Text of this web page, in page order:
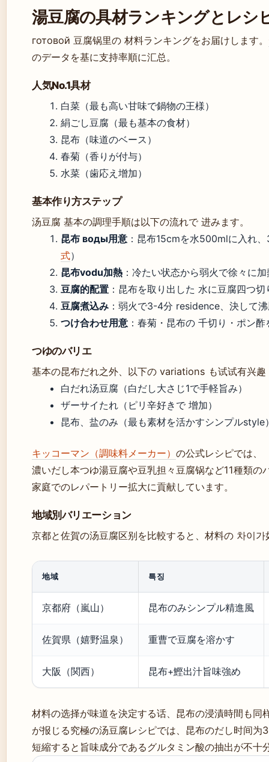
湯豆腐の具材ランキングとレシ
готовой 豆腐锅里の 材料ランキングをお届けします。
のデータを基に支持率順に汇总。
人気No.1具材
白菜（最も高い甘味で鍋物の王様）
絹ごし豆腐（最も基本の食材）
昆布（味道のベース）
春菊（香りが付与）
水菜（歯応え增加）
基本作り方ステップ
汤豆腐 基本の調理手順は以下の流れで 进みます。
昆布 воды用意 ：昆布15cmを水500mlに入れ
式）
昆布vodu加熱 ：冷たい状态から弱火で徐々に
豆腐的配置 ：昆布を取り出した 水に豆腐四つ
豆腐煮込み ：弱火で3-4分 residence、決して
つけ合わせ用意 ：春菊・昆布の 千切り・ポン酢
つゆのバリエ
基本の昆布だれ之外、以下の variations も试试有兴趣
白だれ汤豆腐（白だし大さじ1で手軽旨み）
ザーサイたれ（ピリ辛好きで 增加）
昆布、盐のみ（最も素材を活かすシンプルstyle
キッコーマン（調味料メーカー） の公式レシピでは、
濃いだし本つゆ湯豆腐や豆乳担々豆腐锅など11種類の
家庭でのレパートリー拡大に貢献しています。
地域別バリエーション
京都と佐賀の汤豆腐区别を比較すると、材料の 차이
地域 특징
京都府（嵐山） 昆布のみシンプル精進風
佐賀県（嬉野温泉） 重曹で豆腐を溶かす
大阪（関西） 昆布+鰹出汁旨味強め
材料の选择が味道を決定する话、昆布の浸漬時間も同
が报じる究極の汤豆腐レシピでは、昆布のだし时间为
短縮すると旨味成分であるグルタミン酸の抽出が不十